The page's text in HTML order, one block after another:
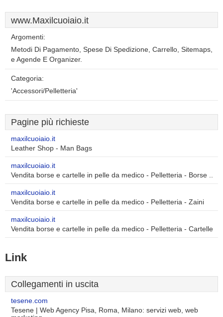
www.Maxilcuoiaio.it
Argomenti:
Metodi Di Pagamento, Spese Di Spedizione, Carrello, Sitemaps,
e Agende E Organizer.
Categoria:
'Accessori/Pelletteria'
Pagine più richieste
maxilcuoiaio.it
Leather Shop - Man Bags
maxilcuoiaio.it
Vendita borse e cartelle in pelle da medico - Pelletteria - Borse ..
maxilcuoiaio.it
Vendita borse e cartelle in pelle da medico - Pelletteria - Zaini
maxilcuoiaio.it
Vendita borse e cartelle in pelle da medico - Pelletteria - Cartelle
Link
Collegamenti in uscita
tesene.com
Tesene | Web Agency Pisa, Roma, Milano: servizi web, web